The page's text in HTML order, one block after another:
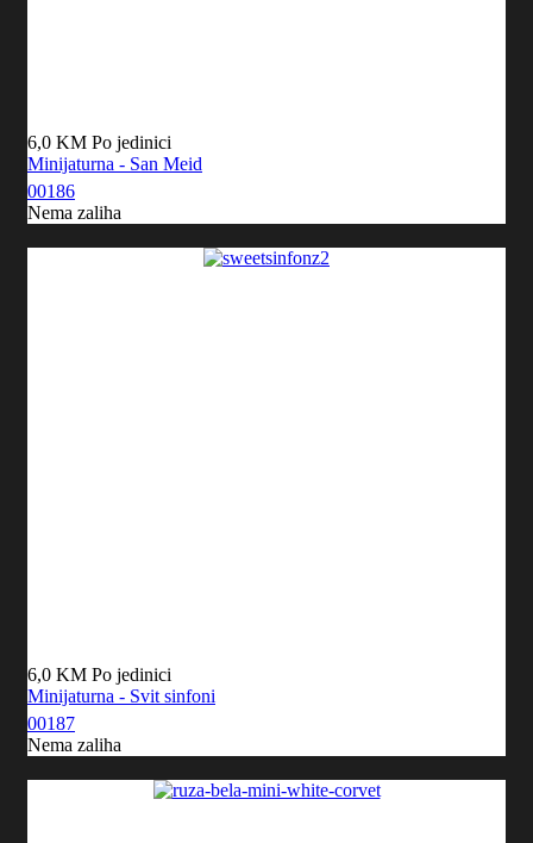
6,0 KM Po jedinici
Minijaturna - San Meid
00186
Nema zaliha
6,0 KM Po jedinici
Minijaturna - Svit sinfoni
00187
Nema zaliha